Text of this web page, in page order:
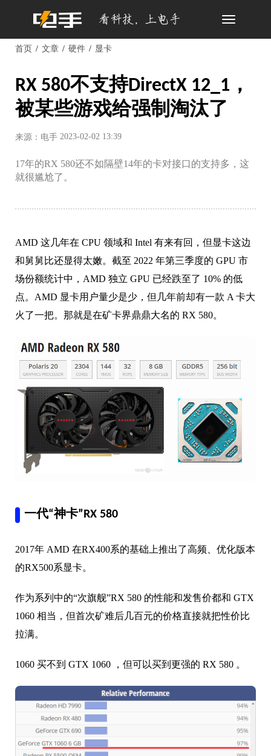
Toggle
首页 文章 硬件 显卡
RX 580不支持DirectX 12_1，
被某些游戏给强制淘汰了
来源：电手 2023-02-02 13:39
17年的RX 580还不如隔壁14年的卡对接口的支持多，这
就很尴尬了。
AMD 这几年在 CPU 领域和 Intel 有来有回，但显卡这边
和舅舅比还显得太嫩。截至 2022 年第三季度的 GPU 市
场份额统计中，AMD 独立 GPU 已经跌至了 10% 的低
点。AMD 显卡用户量少是少，但几年前却有一款 A 卡大
火了一把。那就是在矿卡界鼎鼎大名的 RX 580。
一代“神卡”RX 580
2017年 AMD 在RX400系的基础上推出了高频、优化版本
的RX500系显卡。
作为系列中的“次旗舰”RX 580 的性能和发售价都和 GTX
1060 相当，但首次矿难后几百元的价格直接就把性价比
拉满。
1060 买不到 GTX 1060 ，但可以买到更强的 RX 580 。